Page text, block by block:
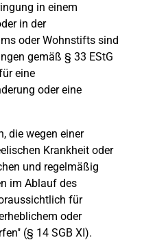
in einem
in der
oder Wohnstifts sind
gemäß § 33 EStG
eine
oder eine
die wegen einer
Krankheit oder
und regelmäßig
im Ablauf des
für
oder
(§ 14 SGB XI).